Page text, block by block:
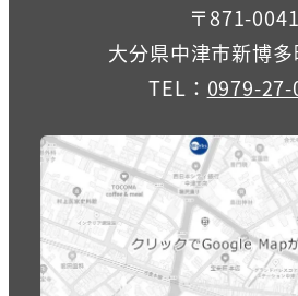
〒871-0041
大分県中津市新博
TEL： 0979-27-